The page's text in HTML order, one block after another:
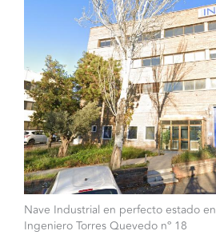
Nave Industrial en perfecto estado
Ingeniero Torres Quevedo nº 18